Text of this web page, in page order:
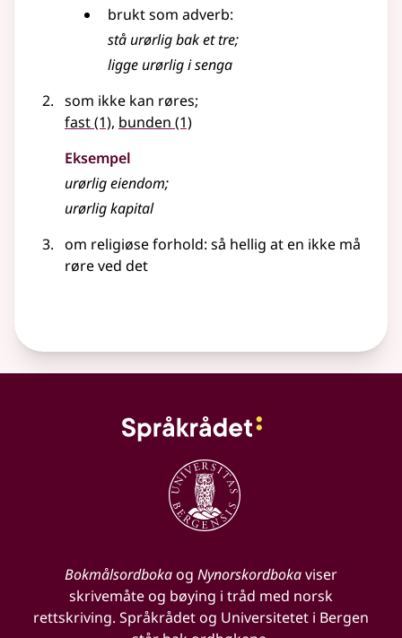
brukt som adverb:
stå urørlig bak et tre;
ligge urørlig i senga
som ikke kan røres;
fast(1), bunden (1)
Eksempel
urørligeiendom;
urørligkapital
om religiøseforhold: så hellig at en ikke må
røre ved det
Bokmålsordbokaog Nynorskordbokaviser
skrivemåte og bøying i tråd med norsk
rettskriving. Språkrådet og Universitetet i Bergen